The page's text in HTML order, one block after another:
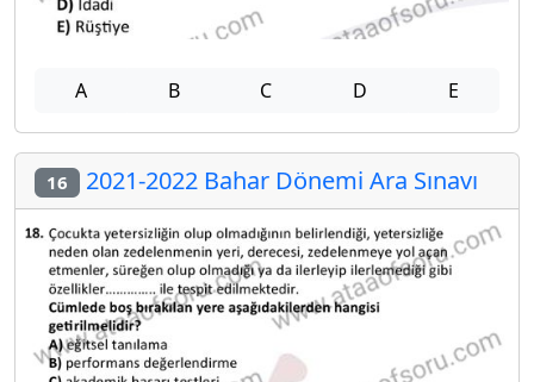
A B C D E
16 2021-2022 Bahar Dönemi Ara Sınavı